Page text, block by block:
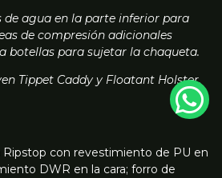
agua en la parte inferior para
de compresión adicionales
botellas para sujetar la chaqueta.
Tippet Caddy y Floatant Holster,
con revestimiento de PU en
DWR en la cara; forro de